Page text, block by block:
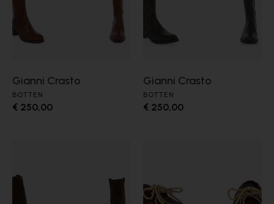
Gianni Crasto
BOTTEN
€ 250,00
Gianni Crasto
BOTTEN
€ 250,00